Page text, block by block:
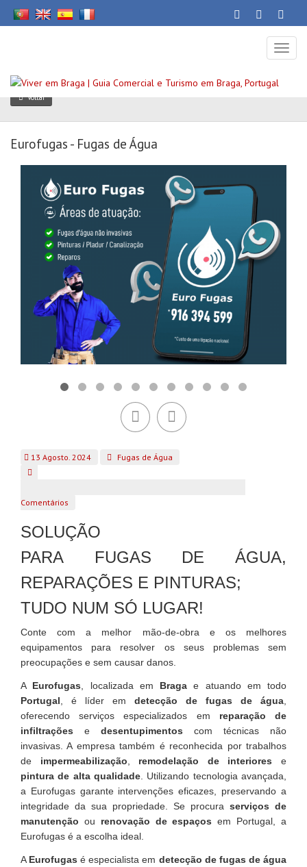
Voltar
Eurofugas - Fugas de Água
13 Agosto. 2024 Fugas de Água
Comentários
SOLUÇÃO
PARA FUGAS DEÁGUA,
REPARAÇÕES E PINTURAS;
TUDO NUM SÓ LUGAR!
Conte com a melhor mão-de-obra e os melhores
equipamentos para resolver os seus problemas sem
preocupações e sem causar danos.
A Eurofugas , localizada em Braga e atuando em todo
Portugal , é líder em detecção de fugas de água
oferecendo serviços especializados em reparação de
infiltrações e desentupimentos com técnicas não
invasivas. A empresa também é reconhecida por trabalhos
de impermeabilização remodelação de interiores e
pintura de alta qualidade . Utilizando tecnologia avançada,
a Eurofugas garante intervenções eficazes, preservando a
integridade da sua propriedade. Se procura serviços de
manutenção ou renovação de espaços em Portugal, a
Eurofugas é a escolha ideal.
A Eurofugas é especialista em detecção de fugas de água